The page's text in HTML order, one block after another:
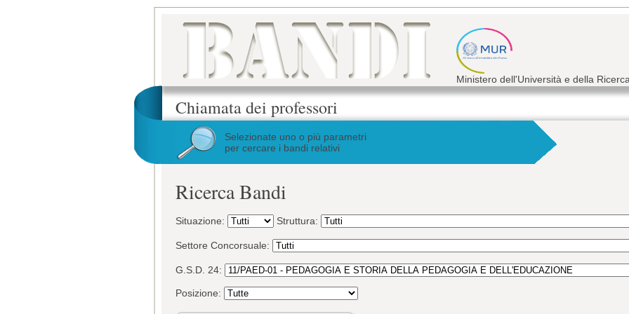
Ministero dell'Università e della
Chiamata dei professori
Selezionate uno o più parametri
per cercare i bandi relativi
Ricerca Bandi
Situazione: Struttura:
Settore Concorsuale:
G.S.D. 24:
Posizione: